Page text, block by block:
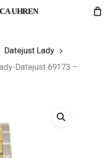
UHREN
Datejust Lady
Datejust 69173 –